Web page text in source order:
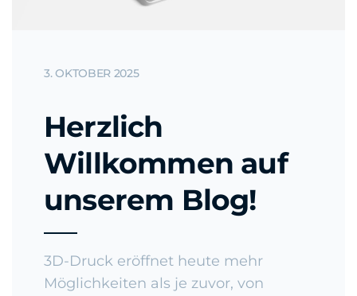
3. OKTOBER 2025
Herzlich
Willkommen auf
unserem Blog!
3D-Druck eröffnet heute mehr
Möglichkeiten als je zuvor, von